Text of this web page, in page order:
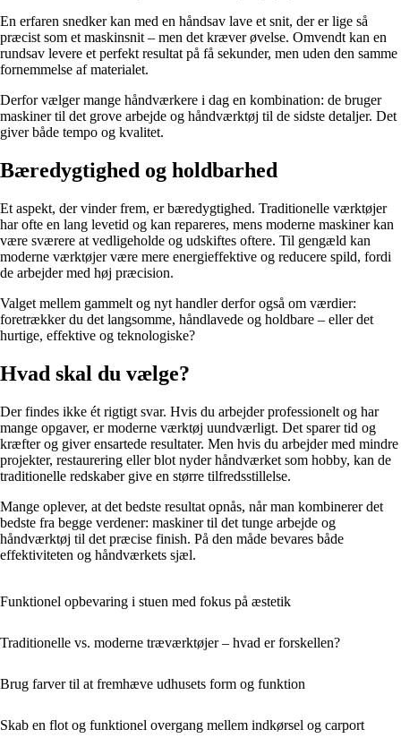
En erfaren snedker kan med en håndsav lave et snit, der er lige så
præcist som et maskinsnit – men det kræver øvelse. Omvendt kan en
rundsav levere et perfekt resultat på få sekunder, men uden den samme
fornemmelse af materialet.
Derfor vælger mange håndværkere i dag en kombination: de bruger
maskiner til det grove arbejde og håndværktøj til de sidste detaljer. Det
giver både tempo og kvalitet.
Bæredygtighed og holdbarhed
Et aspekt, der vinder frem, er bæredygtighed. Traditionelle værktøjer
har ofte en lang levetid og kan repareres, mens moderne maskiner kan
være sværere at vedligeholde og udskiftes oftere. Til gengæld kan
moderne værktøjer være mere energieffektive og reducere spild, fordi
de arbejder med høj præcision.
Valget mellem gammelt og nyt handler derfor også om værdier:
foretrækker du det langsomme, håndlavede og holdbare – eller det
hurtige, effektive og teknologiske?
Hvad skal du vælge?
Der findes ikke ét rigtigt svar. Hvis du arbejder professionelt og har
mange opgaver, er moderne værktøj uundværligt. Det sparer tid og
kræfter og giver ensartede resultater. Men hvis du arbejder med mindre
projekter, restaurering eller blot nyder håndværket som hobby, kan de
traditionelle redskaber give en større tilfredsstillelse.
Mange oplever, at det bedste resultat opnås, når man kombinerer det
bedste fra begge verdener: maskiner til det tunge arbejde og
håndværktøj til det præcise finish. På den måde bevares både
effektiviteten og håndværkets sjæl.
Funktionel opbevaring i stuen med fokus på æstetik
Traditionelle vs. moderne træværktøjer – hvad er forskellen?
Brug farver til at fremhæve udhusets form og funktion
Skab en flot og funktionel overgang mellem indkørsel og carport